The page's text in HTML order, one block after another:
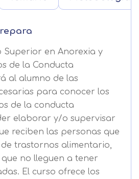
Superior en Anorexia y
de la Conducta
al alumno de las
para conocer los
de la conducta
elaborar y/o supervisar
reciben las personas que
trastornos alimentario,
que no lleguen a tener
El curso ofrece los